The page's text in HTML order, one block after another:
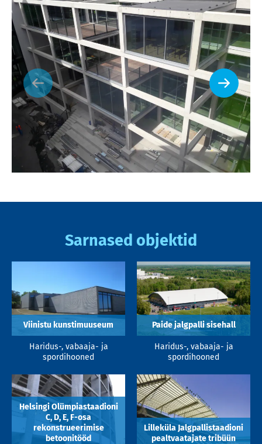
Sarnased objektid
Viinistu kunstimuuseum
Haridus-, vabaaja- ja
spordihooned
Paide jalgpalli sisehall
Haridus-, vabaaja- ja
spordihooned
Helsingi Olümpiastaadioni
C, D, E, F-osa
rekonstrueerimise
betoonitööd
Lilleküla Jalgpallistaadioni
pealtvaatajate tribüün